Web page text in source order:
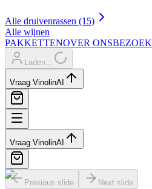
Alle druivenrassen (15)
Alle wijnen
PAKKETTENOVER ONSBEZOEK
Laden…
Vraag VinolinAI
Vraag VinolinAI
Previous slide Next slide